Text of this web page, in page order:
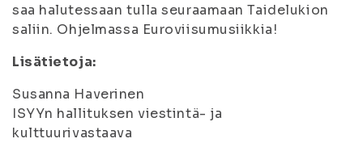
saa halutessaan tulla seuraamaan Taidelukion
saliin. Ohjelmassa Euroviisumusiikkia!
Lisätietoja:
Susanna Haverinen
ISYYn hallituksen viestintä- ja
kulttuurivastaava